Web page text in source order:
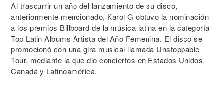
Al trascurrir un año del lanzamiento de su disco,
anteriormente mencionado, Karol G obtuvo la nominación
a los premios Billboard de la música latina en la categoría
Top Latin Albums Artista del Año Femenina. El disco se
promocionó con una gira musical llamada Unstoppable
Tour, mediante la que dio conciertos en Estados Unidos,
Canadá y Latinoamérica.